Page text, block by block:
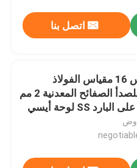
اتصل بنا
18 مقياس 16 مقياس الفولاذ
المقاوم للصدأ الصفائح المعدنية 2 مم
المدرفلة على البارد SS لوحة أيسي